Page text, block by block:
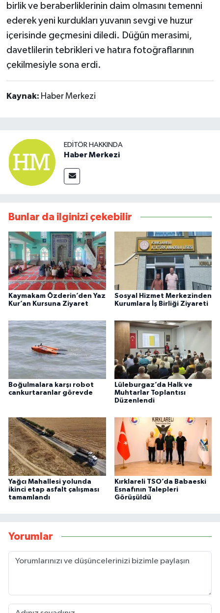
birlik ve beraberliklerinin daim olmasını temenni
ederek yeni kurdukları yuvanın sevgi ve huzur
içerisinde geçmesini diledi. Düğün merasimi,
davetlilerin tebrikleri ve hatıra fotoğraflarının
çekilmesiyle sona erdi.
Kaynak: Haber Merkezi
EDITÖR HAKKINDA
Haber Merkezi
Bunlar da ilginizi çekebilir
Kaymakam Özderin’den Yaz
Kur’an Kursuna Ziyaret
Sosyal Hizmet Merkezinden
Kurumlara İş Birliği Ziyareti
Boğulmalara karşı robot
cankurtaranlar görevde
Lüleburgaz’da Halk ve
Muhtarlar Toplantısı
Düzenlendi
Yağcı Mahallesi yolunda
ikinci etap asfalt çalışması
tamamlandı
Kırklareli TSO’da Babaeski
Esnafının Talepleri
Görüşüldü
Yorumlar